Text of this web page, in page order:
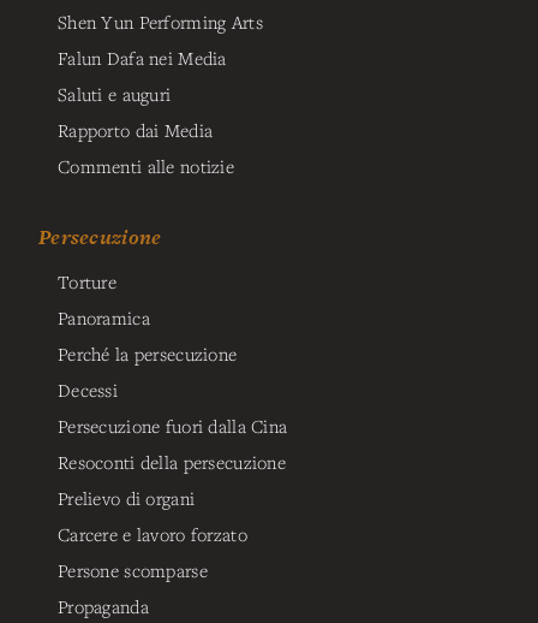
Shen Yun Performing Arts
Falun Dafa nei Media
Saluti e auguri
Rapporto dai Media
Commenti alle notizie
Persecuzione
Torture
Panoramica
Perché la persecuzione
Decessi
Persecuzione fuori dalla Cina
Resoconti della persecuzione
Prelievo di organi
Carcere e lavoro forzato
Persone scomparse
Propaganda